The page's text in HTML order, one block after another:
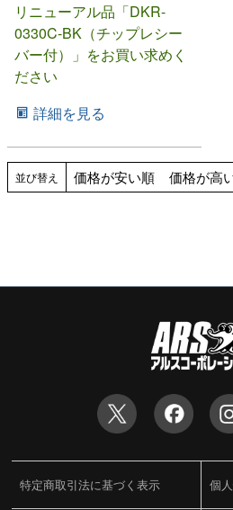
リニューアル品「DKR-
0330C-BK（チップレシー
バー付）」をお買い求めく
ださい
詳細を見る
並び替え 価格が安い順 価格が高
特定商取引法に基づく表示 個